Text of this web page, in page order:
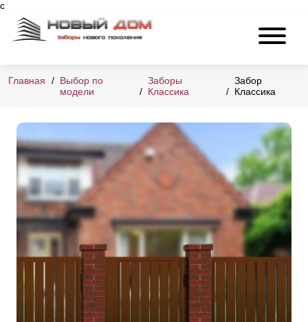
c
Главная
Выбор по
модели
Заборы
Классика
Забор
Классика